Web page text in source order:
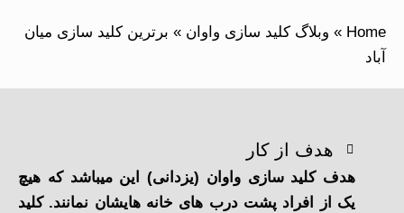
Home
» وبلاگ کلید سازی واوان » برترین کلید سازی میان
آباد
هدف از کار
هدف کلید سازی واوان (یزدانی) این میباشد که هیچ
یک از افراد پشت درب های خانه هایشان نمانند. کلید